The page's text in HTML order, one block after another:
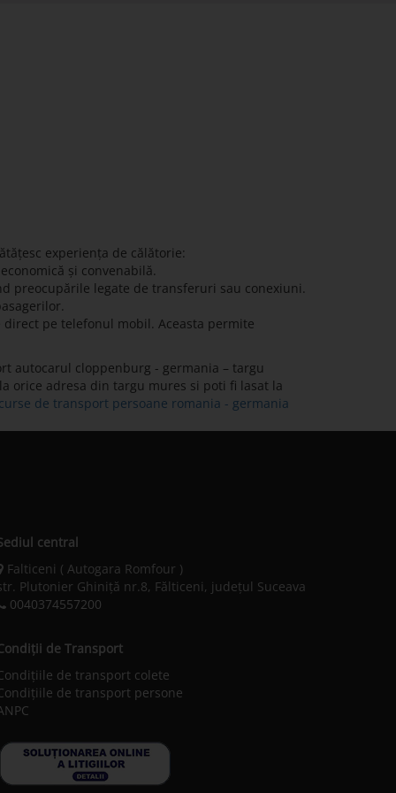
experiența de călătorie:
și convenabilă.
preocupările legate de transferuri sau conexiuni.
pe telefonul mobil. Aceasta permite
autocarul cloppenburg - germania – targu
orice adresa din targu mures si poti fi lasat la
de transport persoane romania - germania
central
Falticeni ( Autogara Romfour )
Plutonier Ghiniţă nr.8, Fălticeni, judeţul Suceava
0040374557200
de Transport
de transport colete
de transport persone